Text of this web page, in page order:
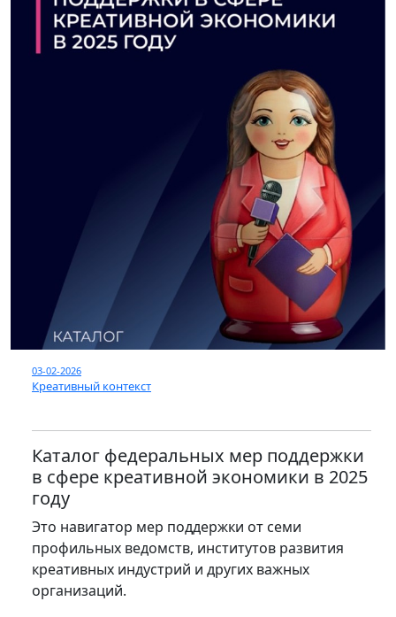
03-02-2026
Креативный контекст
Каталог федеральных мер поддержки
в сфере креативной экономики в 2025
году
Это навигатор мер поддержки от семи
профильных ведомств, институтов развития
креативных индустрий и других важных
организаций.